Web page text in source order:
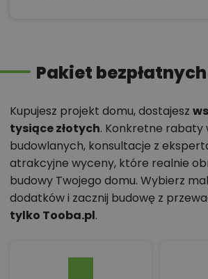
Pakiet
Kupujesz projekt domu, dostajesz
tysiące złotych. Konkretne rabaty
budowlanych, konsultacje z
atrakcyjne wyceny, które realnie
budowy Twojego domu. Wybierz
dodatków i zacznij budowę z
tylko Tooba.pl.